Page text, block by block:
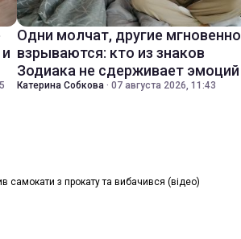
Одни молчат, другие мгновенно
взрываются: кто из знаков
Зодиака не сдерживает эмоций
Катерина Собкова · 07 августа 2026, 11:43
самокати з прокату та вибачився (відео)